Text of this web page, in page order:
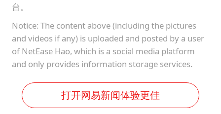
台。
Notice: The content above (including the pictures
and videos if any) is uploaded and posted by a user
of NetEase Hao, which is a social media platform
and only provides information storage services.
打开网易新闻体验更佳